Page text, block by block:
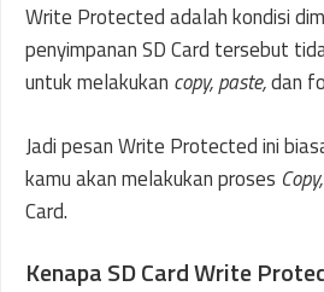
Write Protected adalah kondisi
penyimpanan SD Card tersebut
untuk melakukan copy, paste,dan
Jadi pesan Write Protected ini
kamu akan melakukan proses
Card.
Kenapa SD Card Write